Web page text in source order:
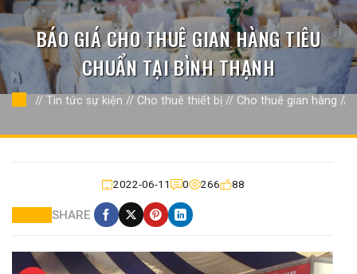
BÁO GIÁ CHO THUÊ GIAN HÀNG TIÊU
CHUẨN TẠI BÌNH THẠNH
// Tin tức sự kiện // Cho thuê thiết bị // Cho thuê gian hàng //
2022-06-11 0 266 88
SHARE